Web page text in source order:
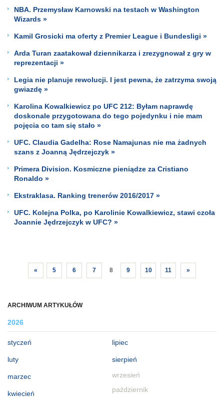
ARCHIWUM ARTYKUŁÓW
2026
styczeń
luty
marzec
kwiecień
lipiec
sierpień
wrzesień
październik
NBA. Przemysław Karnowski na testach w Washington
Wizards »
Kamil Grosicki ma oferty z Premier League i Bundesligi »
Arda Turan zaatakował dziennikarza i zrezygnował z gry w
reprezentacji »
Legia nie planuje rewolucji. I jest pewna, że zatrzyma swoją
gwiazdę »
Karolina Kowalkiewicz po UFC 212: Byłam naprawdę
doskonale przygotowana do tego pojedynku i nie mam
pojęcia co tam się stało »
UFC. Claudia Gadelha: Rose Namajunas nie ma żadnych
szans z Joanną Jędrzejczyk »
Primera Division. Kosmiczne pieniądze za Cristiano
Ronaldo »
Ekstraklasa. Ranking trenerów 2016/2017 »
UFC. Kolejna Polka, po Karolinie Kowalkiewicz, stawi czoła
Joannie Jędrzejczyk w UFC? »
« 5 6 7 8 9 10 11 »